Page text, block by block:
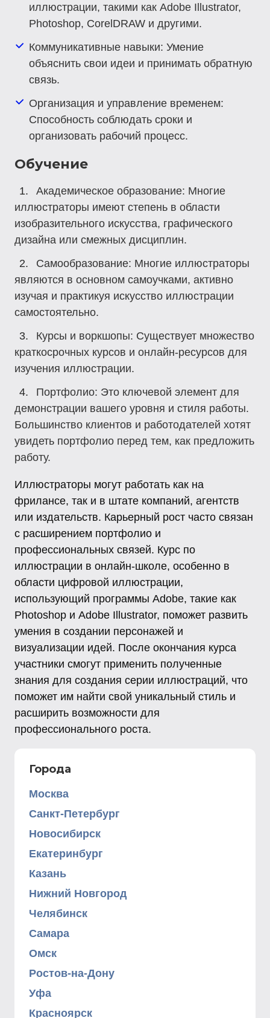
иллюстрации, такими как Adobe Illustrator,
Photoshop, CorelDRAW и другими.
Коммуникативные навыки: Умение
объяснить свои идеи и принимать обратную
связь.
Организация и управление временем:
Способность соблюдать сроки и
организовать рабочий процесс.
Обучение
Академическое образование: Многие
иллюстраторы имеют степень в области
изобразительного искусства, графического
дизайна или смежных дисциплин.
Самообразование: Многие иллюстраторы
являются в основном самоучками, активно
изучая и практикуя искусство иллюстрации
самостоятельно.
Курсы и воркшопы: Существует множество
краткосрочных курсов и онлайн-ресурсов для
изучения иллюстрации.
Портфолио: Это ключевой элемент для
демонстрации вашего уровня и стиля работы.
Большинство клиентов и работодателей хотят
увидеть портфолио перед тем, как предложить
работу.
Иллюстраторы могут работать как на
фрилансе, так и в штате компаний, агентств
или издательств. Карьерный рост часто связан
с расширением портфолио и
профессиональных связей. Курс по
иллюстрации в онлайн-школе, особенно в
области цифровой иллюстрации,
использующий программы Adobe, такие как
Photoshop и Adobe Illustrator, поможет развить
умения в создании персонажей и
визуализации идей. После окончания курса
участники смогут применить полученные
знания для создания серии иллюстраций, что
поможет им найти свой уникальный стиль и
расширить возможности для
профессионального роста.
Города
Москва
Санкт-Петербург
Новосибирск
Екатеринбург
Казань
Нижний Новгород
Челябинск
Самара
Омск
Ростов-на-Дону
Уфа
Красноярск